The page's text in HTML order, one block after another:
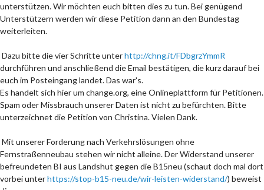
unterstützen. Wir möchten euch bitten dies zu tun. Bei genügend
Unterstützern werden wir diese Petition dann an den Bundestag
weiterleiten.
Dazu bitte die vier Schritte unterhttp://chng.it/FDbgrzYmmR
durchführen und anschließend die Email bestätigen, die kurz darauf bei
euch im Posteingang landet. Das war's.
Es handelt sich hier um change.org, eine Onlineplattform für Petitionen.
Spam oder Missbrauch unserer Daten ist nicht zu befürchten. Bitte
unterzeichnet die Petition von Christina. Vielen Dank.
Mit unserer Forderung nach Verkehrslösungen ohne
Fernstraßenneubau stehen wir nicht alleine. Der Widerstand unserer
befreundeten BI aus Landshut gegen die B15neu (schaut doch mal dort
vorbei unterhttps://stop-b15-neu.de/wir-leisten-widerstand/) beweist